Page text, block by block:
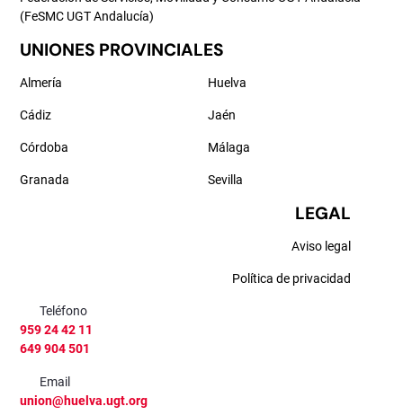
(FeSMC UGT Andalucía)
UNIONES PROVINCIALES
Almería
Cádiz
Córdoba
Granada
Huelva
Jaén
Málaga
Sevilla
LEGAL
Aviso legal
Política de privacidad
Teléfono
959 24 42 11
649 904 501
Email
union@huelva.ugt.org